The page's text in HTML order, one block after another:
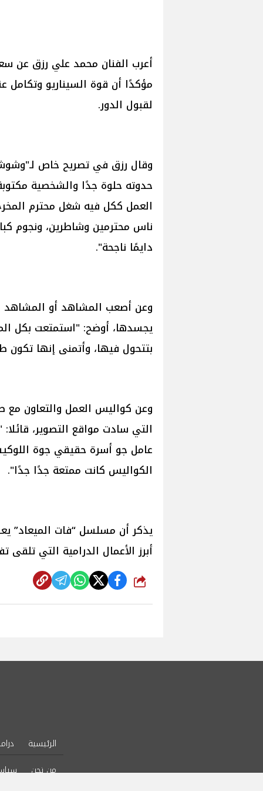
أعرب الفنان محمد علي رزق عن
مؤكدًا أن قوة السيناريو وتكامل
لقبول الدور.
وقال رزق في تصريح خاص
حدوته حلوة جدًا والشخصية
العمل ككل فيه شغل محترم
ناس محترمين وشاطرين، ونجوم
دايمًا ناجحة".
وعن أصعب المشاهد أو
يجسدها، أوضح: "استمتعت بكل
بتتحول فيها، وأتمنى إنها تكون
وعن كواليس العمل والتعاون مع
التي سادت مواقع التصوير،
عامل جو أسرة حقيقي جوة
الكواليس كانت ممتعة جدًا جدًا".
يذكر أن مسلسل “فات الميعاد”
أبرز الأعمال الدرامية التي تلقى
شارك
الرئيسية
من نحن